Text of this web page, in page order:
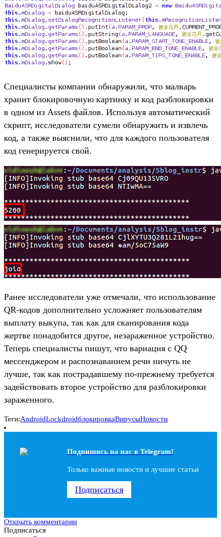
Специалисты компании обнаружили, что малварь
хранит блокировочную картинку и код разблокировки
в одном из Assets файлов. Используя автоматический
скрипт, исследователи сумели обнаружить и извлечь
код, а также выяснили, что для каждого пользователя
код генерируется свой.
Ранее исследователи уже отмечали, что использование
QR-кодов дополнительно усложняет пользователям
выплату выкупа, так как для сканирования кода
жертве понадобится другое, незараженное устройство.
Теперь специалисты пишут, что вариация с QQ
мессенджером и распознаванием речи ничуть не
лучше, так как пострадавшему по-прежнему требуется
задействовать второе устройство для разблокировки
зараженного.
Теги:AndroidLockdroidблокировкаВирусыНовости
Подпишись на наc в Telegram!
Только важные новости и лучшие статьи
Подписаться
Открыть комментарии
Подписаться